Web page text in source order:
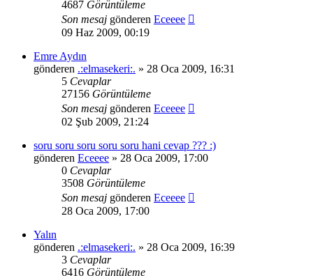
4687 Görüntüleme
Son mesaj gönderen Eceeee
09 Haz 2009, 00:19
Emre Aydın
gönderen .:elmasekeri:. » 28 Oca 2009, 16:31
5 Cevaplar
27156 Görüntüleme
Son mesaj gönderen Eceeee
02 Şub 2009, 21:24
soru soru soru soru soru hani cevap ??? :)
gönderen Eceeee » 28 Oca 2009, 17:00
0 Cevaplar
3508 Görüntüleme
Son mesaj gönderen Eceeee
28 Oca 2009, 17:00
Yalın
gönderen .:elmasekeri:. » 28 Oca 2009, 16:39
3 Cevaplar
6416 Görüntüleme